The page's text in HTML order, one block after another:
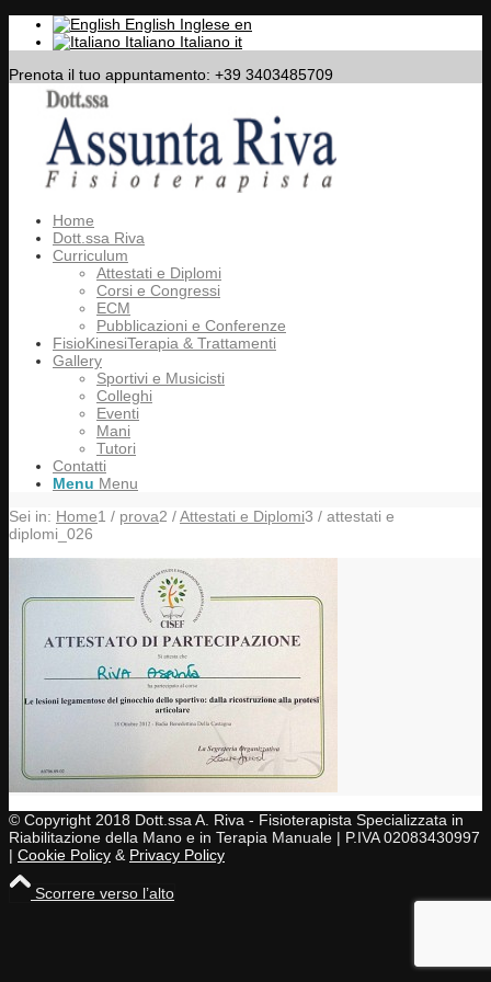
English Inglese en
Italiano Italiano it
Prenota il tuo appuntamento: +39 3403485709
Home
Dott.ssa Riva
Curriculum
Attestati e Diplomi
Corsi e Congressi
ECM
Pubblicazioni e Conferenze
FisioKinesiTerapia & Trattamenti
Gallery
Sportivi e Musicisti
Colleghi
Eventi
Mani
Tutori
Contatti
Menu Menu
Sei in: Home1 / prova2 /Attestati e Diplomi3 / attestati e
diplomi_026
© Copyright 2018 Dott.ssa A. Riva - Fisioterapista Specializzata in
Riabilitazione della Mano e in Terapia Manuale | P.IVA 02083430997
| Cookie Policy & Privacy Policy
Scorrere verso l’alto